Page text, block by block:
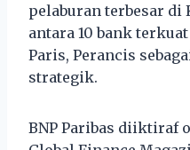
pelaburan terbesar di
antara 10 bank
Paris, Perancis
strategik.
BNP Paribas diiktiraf